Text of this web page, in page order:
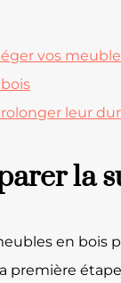
vos
leur
la
en
première